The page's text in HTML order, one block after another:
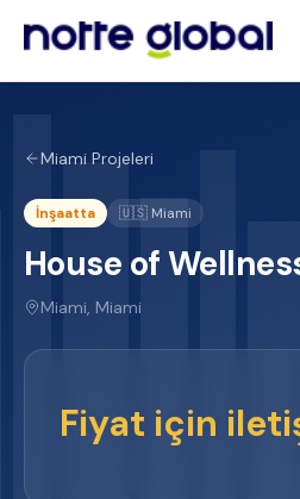
Miami Projeleri
İnşaatta 🇺🇸 Miami
House of
Miami, Miami
Fiyat için